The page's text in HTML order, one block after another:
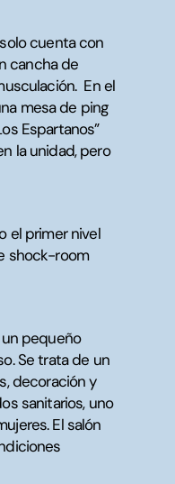
cuenta con
cancha de
En el
mesa de ping
Espartanos”
la unidad, pero
el primer nivel
shock-room
pequeño
Se trata de un
decoración y
sanitarios, uno
El salón